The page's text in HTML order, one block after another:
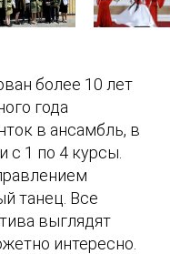
более 10 лет
года
в ансамбль, в
1 по 4 курсы.
танец. Все
выглядят
интересно.